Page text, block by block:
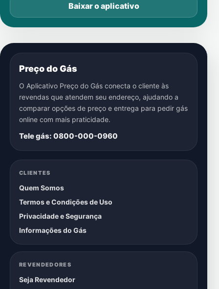
Baixar o aplicativo
Preço do Gás
O Aplicativo Preço do Gás conecta o cliente às
revendas que atendem seu endereço, ajudando a
comparar opções de preço e entrega para pedir gás
online com mais praticidade.
Tele gás: 0800-000-0960
CLIENTES
Quem Somos
Termos e Condições de Uso
Privacidade e Segurança
Informações do Gás
REVENDEDORES
Seja Revendedor